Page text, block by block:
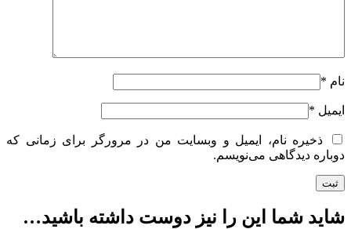
نام *
ایمیل *
ذخیره نام، ایمیل و وبسایت من در مرورگر برای زمانی که
دوباره دیدگاهی می‌نویسم.
شاید شما این را نیز دوست داشته باشید…